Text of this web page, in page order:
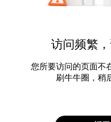
访问频繁
您所要访问的页面不
刷牛牛圈，稍